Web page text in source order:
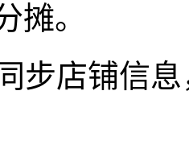
摊。
步店铺信